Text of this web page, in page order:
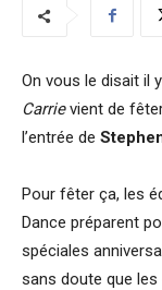
On vous le disait il
Carrievient de
l’entrée de
Pour fêter ça, les
Dance préparent
spéciales
sans doute que